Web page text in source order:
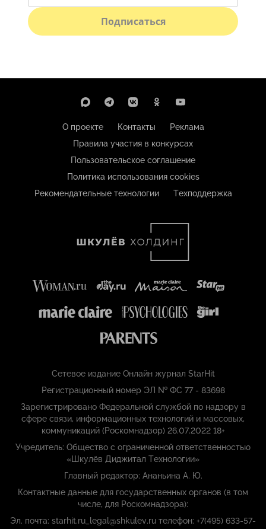
Подписаться
О проекте Контакты
Реклама
Правила участия в конкурсах
Пользовательское соглашение
Политика использования cookies
Рекомендательные технологии
Техподдержка
Сетевое издание Онлайн журнал StarHit
Регистрационный номер ЭЛ № ФС 77 - 83698
Зарегистрировано Федеральной службой по надзору в
сфере связи, информационных технологий и массовых,
коммуникаций (Роскомнадзор) 26.07.2022 18+
Учредитель: Общество с ограниченной ответственностью
«Шкулёв Диджитал Технологии»
Главный редактор: Ананьина А. Ю.
Контактные данные для государственных органов (в том
числе, для Роскомнадзора):
Эл. почта: starhit.ru_legal@shkulev.ru телефон: +7(495) 633-57-